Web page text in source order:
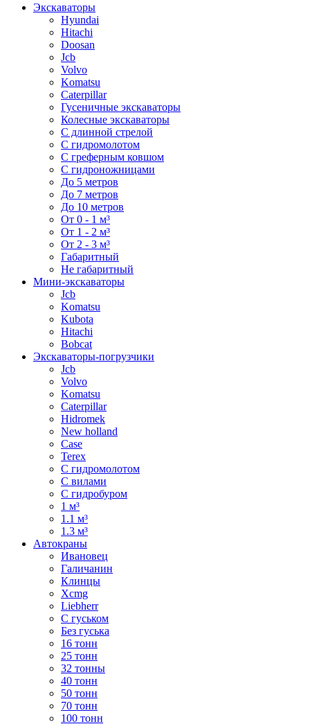
Экскаваторы
Hyundai
Hitachi
Doosan
Jcb
Volvo
Komatsu
Caterpillar
Гусеничные экскаваторы
Колесные экскаваторы
С длинной стрелой
С гидромолотом
С греферным ковшом
С гидроножницами
До 5 метров
До 7 метров
До 10 метров
От 0 - 1 м³
От 1 - 2 м³
От 2 - 3 м³
Габаритный
Не габаритный
Мини-экскаваторы
Jcb
Komatsu
Kubota
Hitachi
Bobcat
Экскаваторы-погрузчики
Jcb
Volvo
Komatsu
Caterpillar
Hidromek
New holland
Case
Terex
С гидромолотом
С вилами
С гидробуром
1 м³
1.1 м³
1.3 м³
Автокраны
Ивановец
Галичанин
Клинцы
Xcmg
Liebherr
С гуськом
Без гуська
16 тонн
25 тонн
32 тонны
40 тонн
50 тонн
70 тонн
100 тонн